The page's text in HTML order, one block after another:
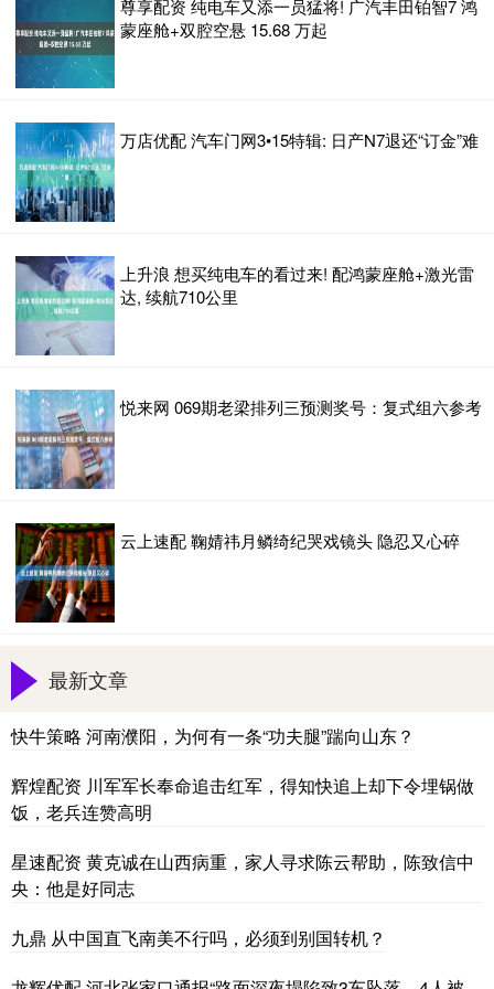
尊享配资 纯电车又添一员猛将! 广汽丰田铂智7 鸿
蒙座舱+双腔空悬 15.68 万起
万店优配 汽车门网3•15特辑: 日产N7退还“订金”难
上升浪 想买纯电车的看过来! 配鸿蒙座舱+激光雷
达, 续航710公里
悦来网 069期老梁排列三预测奖号：复式组六参考
云上速配 鞠婧祎月鳞绮纪哭戏镜头 隐忍又心碎
最新文章
快牛策略 河南濮阳，为何有一条“功夫腿”踹向山东？
辉煌配资 川军军长奉命追击红军，得知快追上却下令埋锅做
饭，老兵连赞高明
星速配资 黄克诚在山西病重，家人寻求陈云帮助，陈致信中
央：他是好同志
九鼎 从中国直飞南美不行吗，必须到别国转机？